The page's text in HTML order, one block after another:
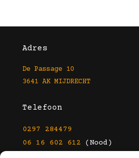
Adres
De Passage 10
3641 AK MIJDRECHT
Telefoon
0297 284479
06 16 602 612 (Nood)